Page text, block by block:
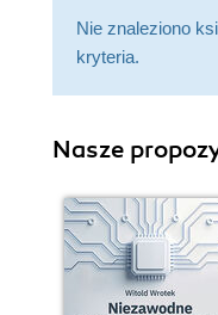
Nie znaleziono
kryteria.
Nasze